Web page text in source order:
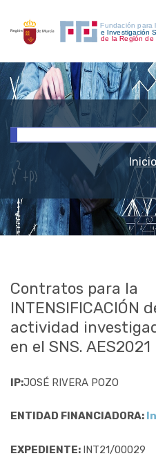
INICIO
INVESTIGACIÓN
RRHH
ACCESO PERSONAL
Inicio
Contratos para la
INTENSIFICACIÓN
actividad
en el SNS. AES2021
IP:JOSÉ RIVERA POZO
ENTIDAD FINANCIADORA:
EXPEDIENTE: INT21/00029